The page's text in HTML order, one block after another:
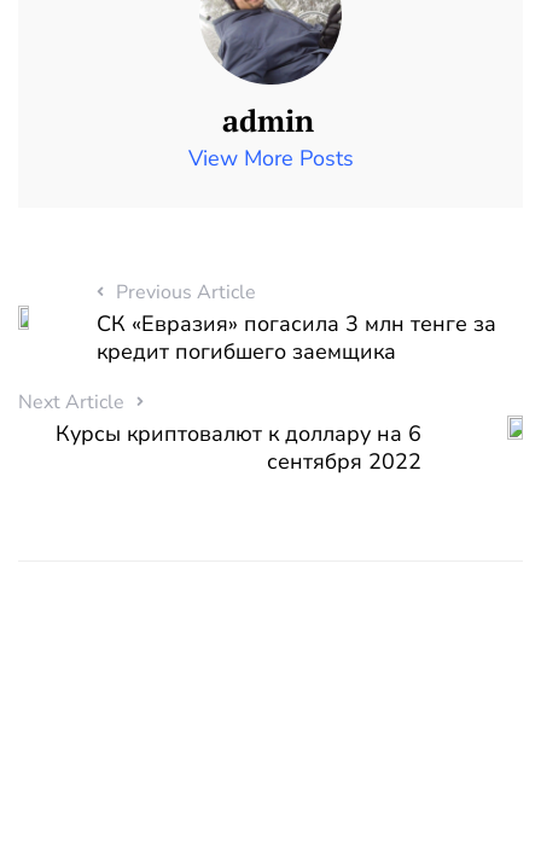
admin
View More Posts
Previous Article
СК «Евразия» погасила 3 млн тенге за
кредит погибшего заемщика
Next Article
Курсы криптовалют к доллару на 6
сентября 2022